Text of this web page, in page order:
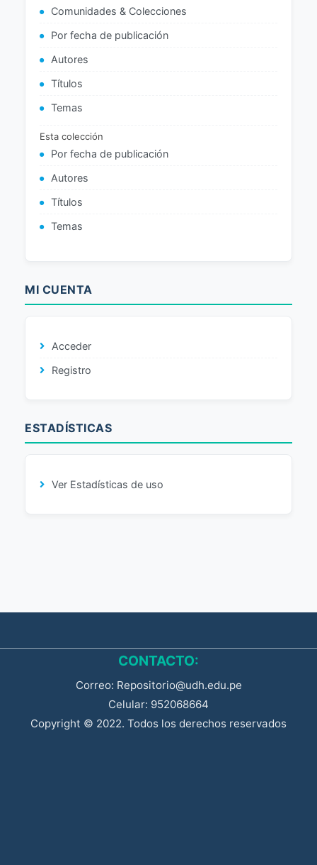
Comunidades & Colecciones
Por fecha de publicación
Autores
Títulos
Temas
Esta colección
Por fecha de publicación
Autores
Títulos
Temas
MI CUENTA
Acceder
Registro
ESTADÍSTICAS
Ver Estadísticas de uso
CONTACTO:
Correo: Repositorio@udh.edu.pe
Celular: 952068664
Copyright © 2022. Todos los derechos reservados